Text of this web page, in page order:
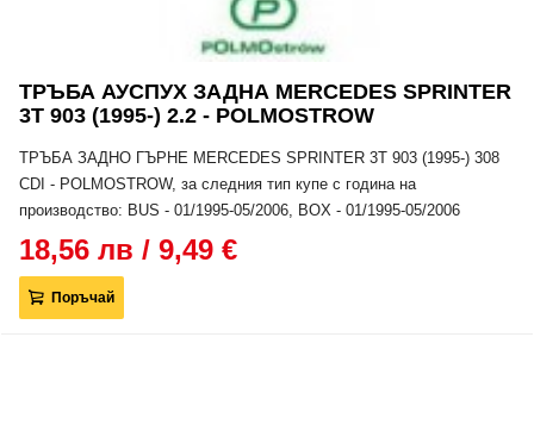
ТРЪБА АУСПУХ ЗАДНА MERCEDES SPRINTER
3T 903 (1995-) 2.2 - POLMOSTROW
ТРЪБА ЗАДНО ГЪРНЕ MERCEDES SPRINTER 3T 903 (1995-) 308
CDI - POLMOSTROW, за следния тип купе с година на
производство: BUS - 01/1995-05/2006, BOX - 01/1995-05/2006
18,56 лв / 9,49 €
Поръчай